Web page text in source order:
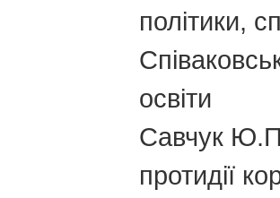
політики,
освіти
Савчук Ю.П.
протидії